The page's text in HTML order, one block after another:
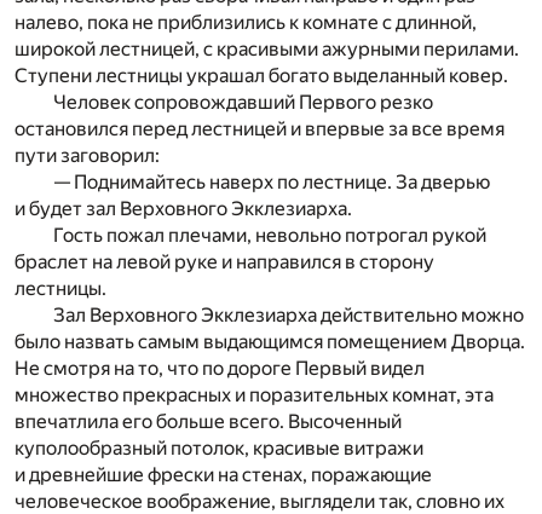
налево, пока не приблизились к комнате с длинной,
широкой лестницей, с красивыми ажурными перилами.
Ступени лестницы украшал богато выделанный ковер.
Человек сопровождавший Первого резко
остановился перед лестницей и впервые за все время
пути заговорил:
— Поднимайтесь наверх по лестнице. За дверью
и будет зал Верховного Экклезиарха.
Гость пожал плечами, невольно потрогал рукой
браслет на левой руке и направился в сторону
лестницы.
Зал Верховного Экклезиарха действительно можно
было назвать самым выдающимся помещением Дворца.
Не смотря на то, что по дороге Первый видел
множество прекрасных и поразительных комнат, эта
впечатлила его больше всего. Высоченный
куполообразный потолок, красивые витражи
и древнейшие фрески на стенах, поражающие
человеческое воображение, выглядели так, словно их